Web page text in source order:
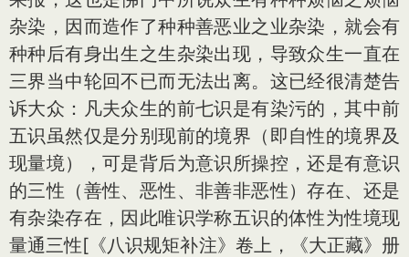
杂染，因而造作了种种善恶业之业杂染，就会有
种种后有身出生之生杂染出现，导致众生一直在
三界当中轮回不已而无法出离。这已经很清楚告
诉大众：凡夫众生的前七识是有染污的，其中前
五识虽然仅是分别现前的境界（即自性的境界及
现量境），可是背后为意识所操控，还是有意识
的三性（善性、恶性、非善非恶性）存在、还是
有杂染存在，因此唯识学称五识的体性为性境现
量通三性[《八识规矩补注》卷上，《大正藏》册